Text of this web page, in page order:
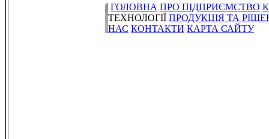
ГОЛОВНА ПРО ПІДПРИЄМСТВО
ТЕХНОЛОГІЇ ПРОДУКЦІЯ ТА
НАС КОНТАКТИ КАРТА САЙТУ